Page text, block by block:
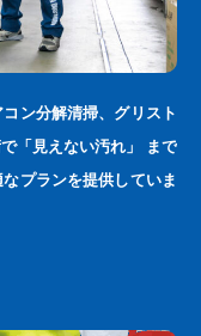
ン分解清掃、グリスト
「見えない汚れ」 まで
プランを提供していま